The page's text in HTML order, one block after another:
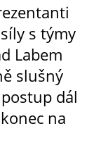
s týmy
Labem
slušný
dál
na